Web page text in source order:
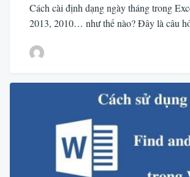
Cách cài định dạng ngày tháng trong
2013, 2010… như thế nào? Đây là câu